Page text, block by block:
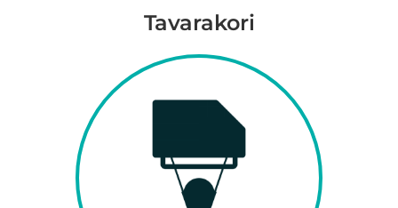
Tavarakori